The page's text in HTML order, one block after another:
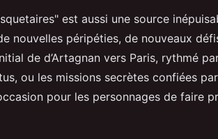
est aussi une source
nouvelles péripéties, de nouveaux
de d’Artagnan vers Paris, rythmé
ou les missions secrètes confiées
pour les personnages de faire